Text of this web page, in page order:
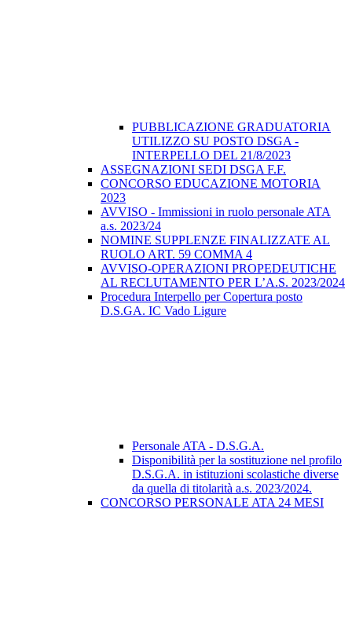
PUBBLICAZIONE GRADUATORIA
UTILIZZO SU POSTO DSGA -
INTERPELLO DEL 21/8/2023
ASSEGNAZIONI SEDI DSGA F.F.
CONCORSO EDUCAZIONE MOTORIA
2023
AVVISO - Immissioni in ruolo personale ATA
a.s. 2023/24
NOMINE SUPPLENZE FINALIZZATE AL
RUOLO ART. 59 COMMA 4
AVVISO-OPERAZIONI PROPEDEUTICHE
AL RECLUTAMENTO PER L’A.S. 2023/2024
Procedura Interpello per Copertura posto
D.S.GA. IC Vado Ligure
Personale ATA - D.S.G.A.
Disponibilità per la sostituzione nel profilo
D.S.G.A. in istituzioni scolastiche diverse
da quella di titolarità a.s. 2023/2024.
CONCORSO PERSONALE ATA 24 MESI